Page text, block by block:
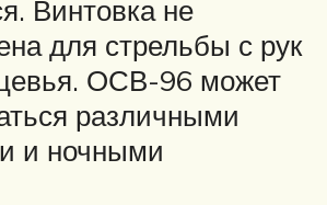
Винтовка не
для стрельбы с рук
ОСВ-96 может
различными
и ночными